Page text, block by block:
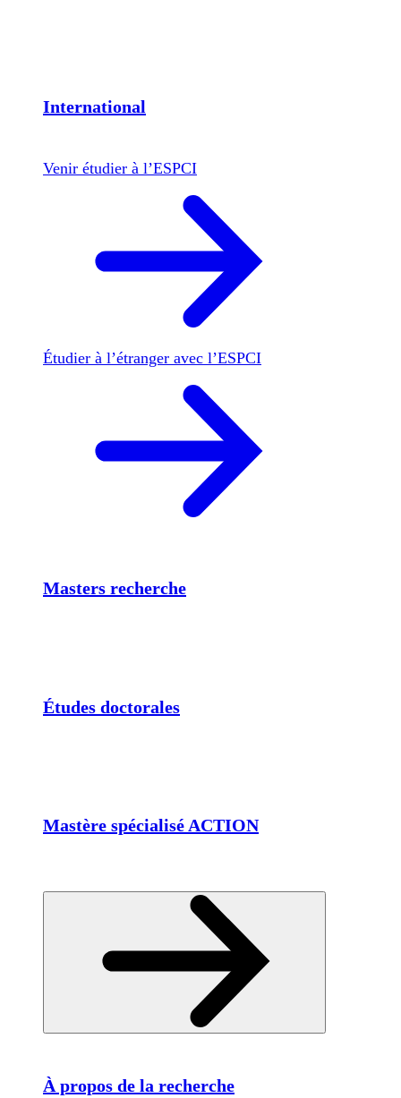
International
Venir étudier à l’ESPCI
Étudier à l’étranger avec l’ESPCI
Masters recherche
Études doctorales
Mastère spécialisé ACTION
À propos de la recherche